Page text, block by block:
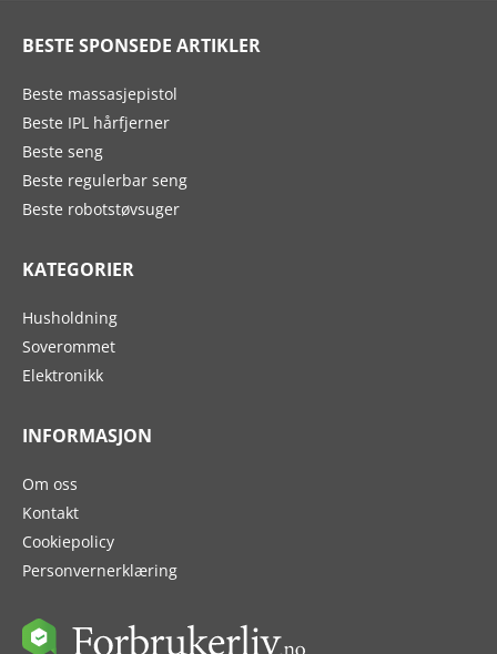
INFORMASJON
Om oss
Kontakt
Cookiepolicy
Personvernerklæring
KATEGORIER
Husholdning
Soverommet
Elektronikk
BESTE SPONSEDE ARTIKLER
Beste massasjepistol
Beste IPL hårfjerner
Beste seng
Beste regulerbar seng
Beste robotstøvsuger